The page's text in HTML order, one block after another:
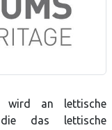
wird an lettische
die das lettische